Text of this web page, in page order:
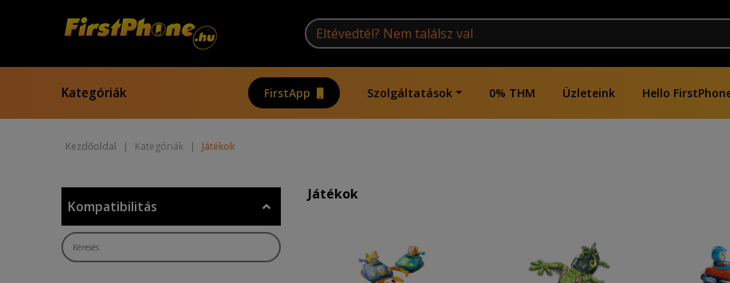
Kategóriák FirstApp Szolgáltatások 0% THM Üzleteink Hello
Kezdőoldal | Kategóriák | Játékok
Kompatibilitás
Játékok